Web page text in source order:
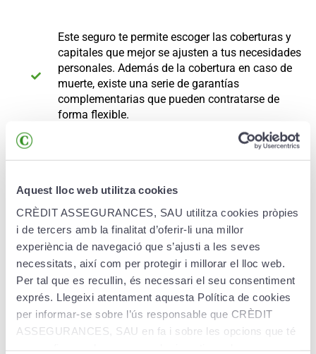
Aquest lloc web utilitza cookies
CRÈDIT ASSEGURANCES, SAU utilitza cookies pròpies
i de tercers amb la finalitat d’oferir-li una millor
experiència de navegació que s’ajusti a les seves
necessitats, així com per protegir i millorar el lloc web.
Per tal que es recullin, és necessari el seu consentiment
exprés. Llegeixi atentament aquesta Política de cookies
per informar-se sobre l’ús responsable que CRÈDIT
ASSEGURANCES, SAU en fa i sobre les opcions que té
Este seguro te permite escoger las coberturas y
capitales que mejor se ajusten a tus necesidades
personales. Además de la cobertura en caso de
muerte, existe una serie de garantías
complementarias que pueden contratarse de
forma flexible.
Prestaciones
Capital assegurat a partir de 12.000 euros
ampliable fins a 1.200.000 euros.Capital
asegurado a partir de 12.000 euros ampliables
hasta 1.200.000 euros.
Los capitales asegurados por este seguro son